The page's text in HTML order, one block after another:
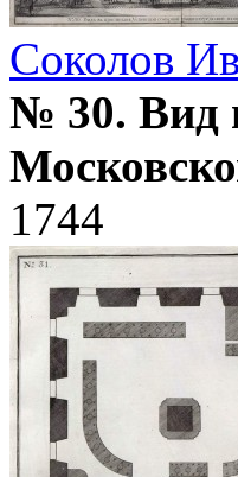
Соколов
№ 30. Вид
1744